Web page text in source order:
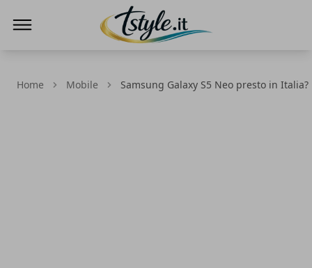
Home Mobile Samsung Galaxy S5 Neo presto in Italia?